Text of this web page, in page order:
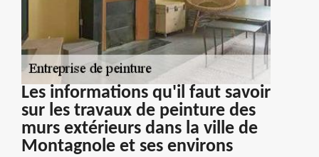
Les informations qu'il faut savoir
sur les travaux de peinture des
murs extérieurs dans la ville de
Montagnole et ses environs